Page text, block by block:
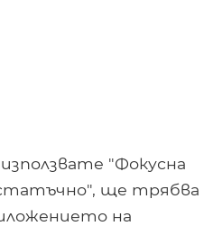
"Фокусна
ще трябва
на